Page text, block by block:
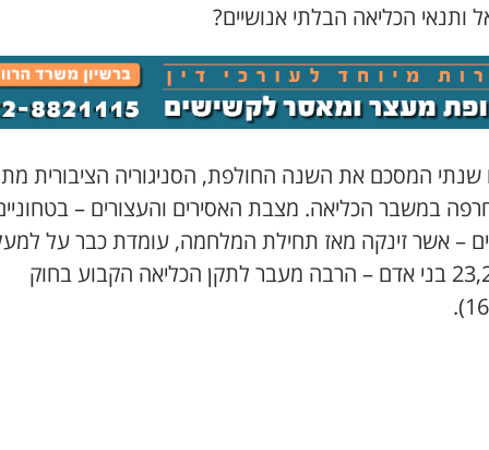
ותנאי הכליאה הבלתי אנושיים?
שנתי המסכם את השנה החולפת, הסניגוריה הציבורית
במשבר הכליאה. מצבת האסירים והעצורים –
– אשר זינקה מאז תחילת המלחמה, עומדת כבר על
מ-23,200 בני אדם – הרבה מעבר לתקן הכליאה הקבוע בחוק